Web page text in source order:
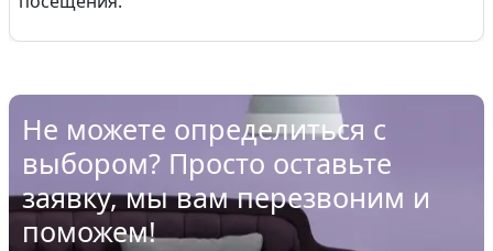
Не можете определиться с
выбором? Просто оставьте
заявку, мы вам перезвоним и
поможем!